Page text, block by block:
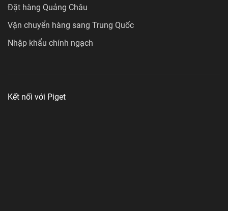
Đặt hàng Quảng Châu
Vận chuyển hàng sang Trung Quốc
Nhập khẩu chính ngạch
Kết nối với Piget